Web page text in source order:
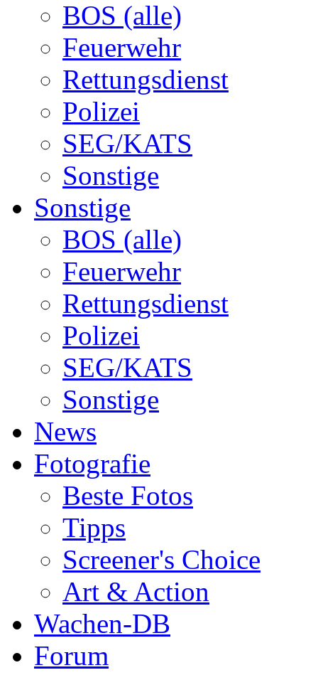
BOS (alle)
Feuerwehr
Rettungsdienst
Polizei
SEG/KATS
Sonstige
Sonstige
BOS (alle)
Feuerwehr
Rettungsdienst
Polizei
SEG/KATS
Sonstige
News
Fotografie
Beste Fotos
Tipps
Screener's Choice
Art & Action
Wachen-DB
Forum